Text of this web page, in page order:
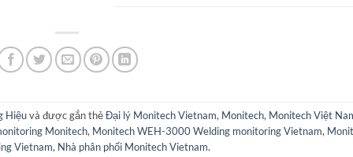
Hiệuvà được gắn thẻĐại lý Monitech Vietnam, Monitech, Monitech Việt
Monitech, Monitech WEH-3000 Welding monitoring Vietnam,
Vietnam, Nhà phân phối Monitech Vietnam.